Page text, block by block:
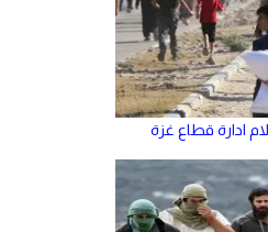
ادارة قطاع غزة